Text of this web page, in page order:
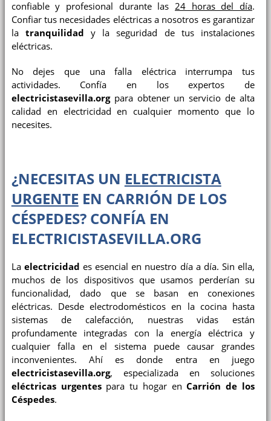
confiable y profesional durante las24 horas del día.
Confiar tus necesidades eléctricas a nosotros es garantizar
la tranquilidad y la seguridad de tus instalaciones
eléctricas.
No dejes que una falla eléctrica interrumpa tus
actividades. Confía en los expertos de
electricistasevilla.orgpara obtener un servicio de alta
calidad en electricidad en cualquier momento que lo
necesites.
¿NECESITAS UN ELECTRICISTA
URGENTE EN CARRIÓN DE LOS
CÉSPEDES? CONFÍA EN
ELECTRICISTASEVILLA.ORG
La electricidad es esencial en nuestro día a día. Sin ella,
muchos de los dispositivos que usamos perderían su
funcionalidad, dado que se basan en conexiones
eléctricas. Desde electrodomésticos en la cocina hasta
sistemas de calefacción, nuestras vidas están
profundamente integradas con la energía eléctrica y
cualquier falla en el sistema puede causar grandes
inconvenientes. Ahí es donde entra en juego
electricistasevilla.org, especializada en soluciones
eléctricas urgentespara tu hogar enCarrión de los
Céspedes.